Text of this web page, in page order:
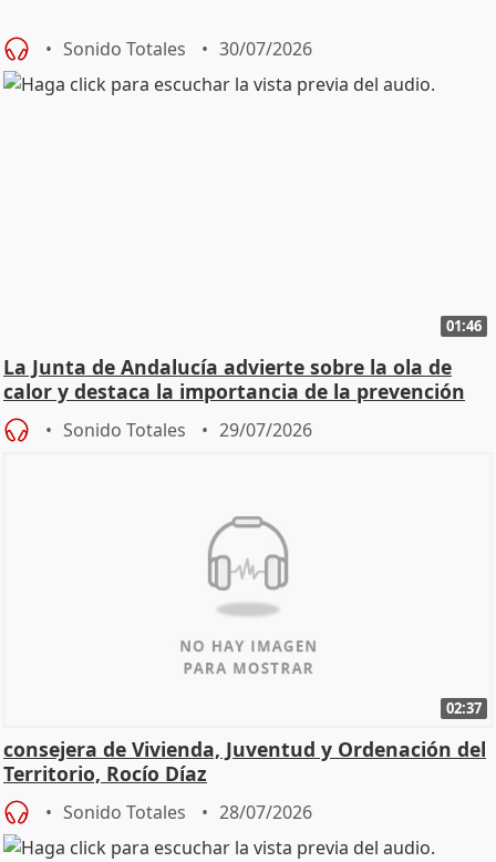
Sonido Totales 30/07/2026
01:46
La Junta de Andalucía advierte sobre la ola de
calor y destaca la importancia de la prevención
Sonido Totales 29/07/2026
02:37
consejera de Vivienda, Juventud y Ordenación del
Territorio, Rocío Díaz
Sonido Totales 28/07/2026